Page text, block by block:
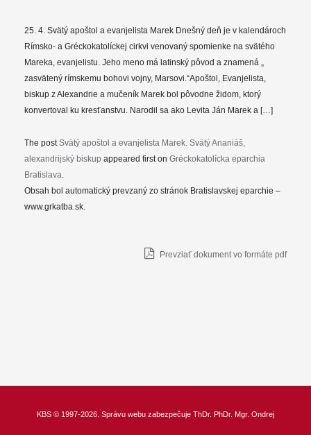
25. 4. Svätý apoštol a evanjelista Marek Dnešný deň je v kalendároch
Rímsko- a Gréckokatolíckej cirkvi venovaný spomienke na svätého
Mareka, evanjelistu. Jeho meno má latinský pôvod a znamená „
zasvätený rímskemu bohovi vojny, Marsovi.“Apoštol, Evanjelista,
biskup z Alexandrie a mučeník Marek bol pôvodne židom, ktorý
konvertoval ku kresťanstvu. Narodil sa ako Levita Ján Marek a […]
The postSvätý apoštol a evanjelista Marek. Svätý Ananiáš,
alexandrijský biskup appeared first on Gréckokatolícka eparchia
Bratislava.
Obsah bol automatický prevzaný zo stránok Bratislavskej eparchie –
www.grkatba.sk.
Prevziať dokument vo formáte pdf
KBS © 1997-2026. Správu webu zabezpečuje ThDr. PhDr. Mgr. Ondrej